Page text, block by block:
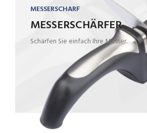
MESSERSCHARF
MESSERSCHÄRFER
Schärfen Sie einfach Ihre Messer.